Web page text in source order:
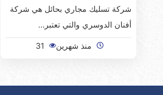
شركة تسليك مجاري بحائل هي شركة
أفنان الدوسري والتي تعتبر…
منذ شهرين 31